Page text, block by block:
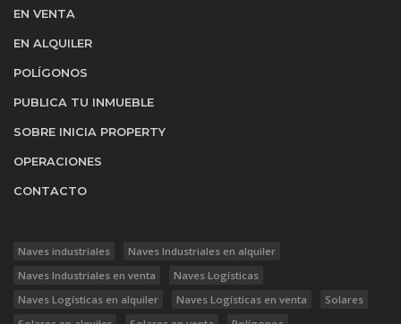
EN VENTA
EN ALQUILER
POLÍGONOS
PUBLICA TU INMUEBLE
SOBRE INICIA PROPERTY
OPERACIONES
CONTACTO
Naves industriales
Naves Industriales en alquiler
Naves Industriales en venta
Naves Logísticas
Naves Logísticas en alquiler
Naves Logísticas en venta
Solares